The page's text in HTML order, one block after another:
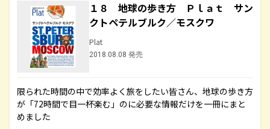
１８ 地球の歩き方 Ｐｌａｔ サン
クトペテルブルク／モスクワ
Plat
2018.08.08 発売
限られた時間の中で効率よく旅をしたい皆さん、地球の歩き方
が「72時間で目一杯楽む」のに必要な情報だけを一冊にまと
めました